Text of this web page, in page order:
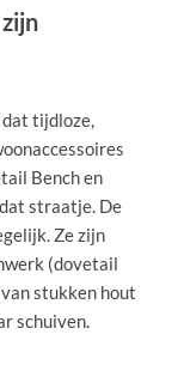
tijdloze,
Bench en
straatje. De
Ze zijn
(dovetail
stukken hout
schuiven.